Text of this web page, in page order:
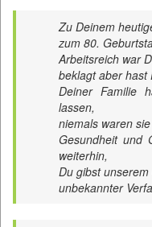
Zu Deinem
zum 80.
Arbeitsreich war
beklagt aber hast
Deiner Familie
lassen,
niemals waren
Gesundheit und
weiterhin,
Du gibst
unbekannter